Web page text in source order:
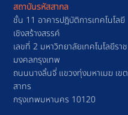
สถาบันรหัสสากล
ชั้น 11 อาคารปฎิบัติการเทคโนโลยี
เชิงสร้างสรรค์
เลขที่ 2 มหาวิทยาลัยเทคโนโลยีราช
มงคลกรุงเทพ
ถนนนางลิ้นจี่ แขวงทุ่งมหาเมฆ เขต
สาทร
กรุงเทพมหานคร 10120